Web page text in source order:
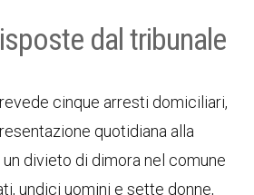
dal tribunale
cinque arresti domiciliari,
quotidiana alla
divieto di dimora nel comune
undici uomini e sette donne,